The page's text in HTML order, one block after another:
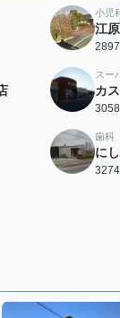
小児
江
2897
スー
カ
3058
歯科
に
3274